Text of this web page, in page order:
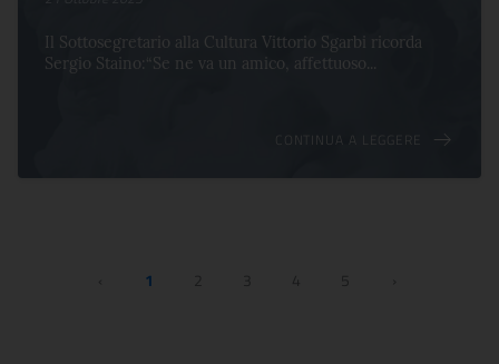
Il Sottosegretario alla Cultura Vittorio Sgarbi ricorda
Sergio Staino:“Se ne va un amico, affettuoso...
CONTINUA A LEGGERE
1 2 4